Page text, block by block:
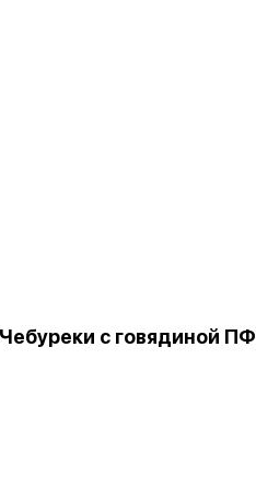
Чебуреки с говядиной ПФ